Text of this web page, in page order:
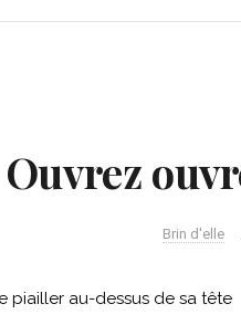
Ouvrez
Brin d'elle
piailler au-dessus de sa tête